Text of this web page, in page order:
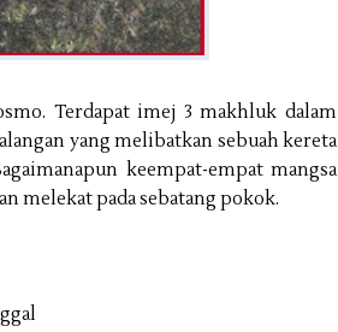
Terdapat imej 3 makhluk dalam
yang melibatkan sebuah kereta
keempat-empat mangsa
melekat pada sebatang pokok.